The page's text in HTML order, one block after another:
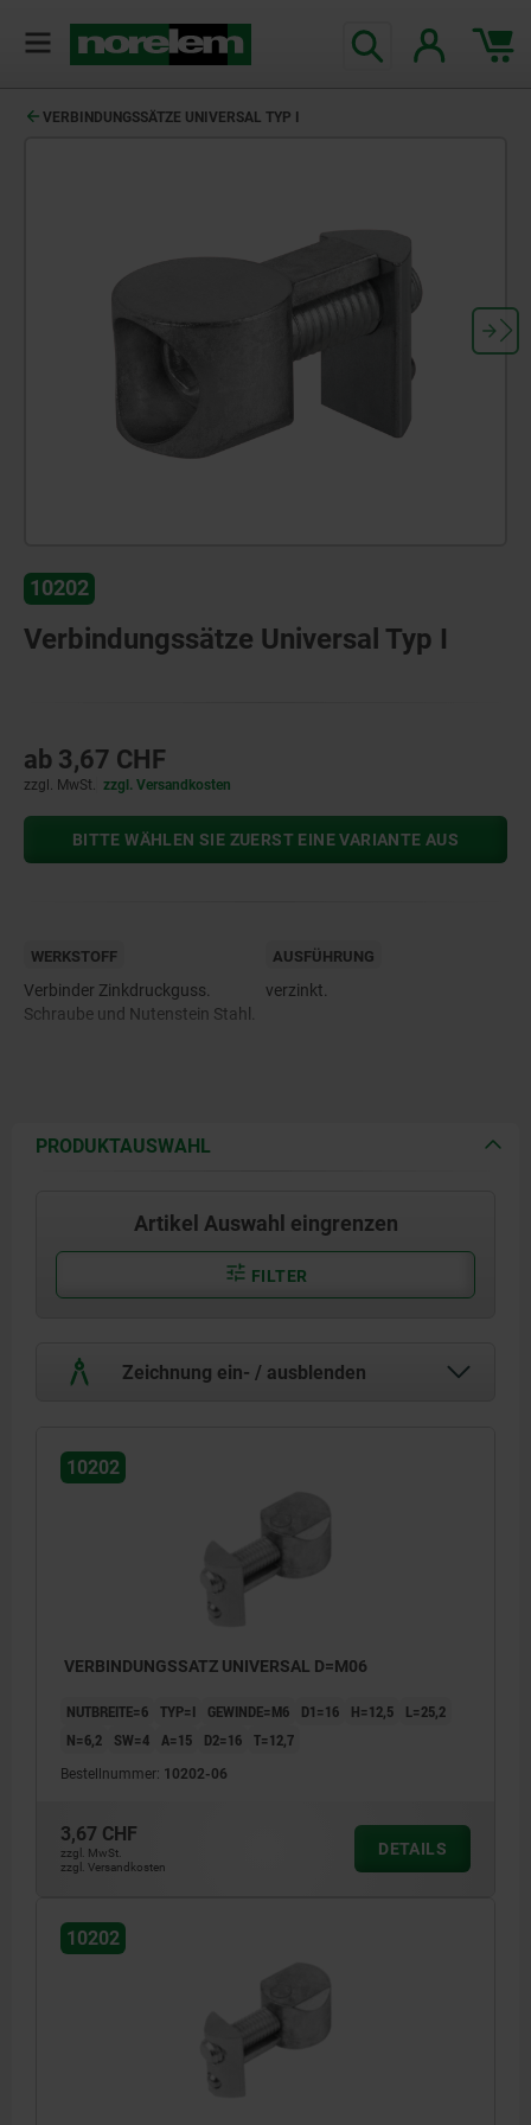
VERBINDUNGSSÄTZE UNIVERSAL TYP I
10202
Verbindungssätze Universal Typ I
ab 3,67 CHF
zzgl. MwSt. zzgl. Versandkosten
BITTE WÄHLEN SIE ZUERST EINE VARIANTE AUS
WERKSTOFF
Verbinder Zinkdruckguss.
Schraube und Nutenstein Stahl.
AUSFÜHRUNG
verzinkt.
PRODUKTAUSWAHL
Artikel Auswahl eingrenzen
FILTER
Zeichnung ein- / ausblenden
10202
VERBINDUNGSSATZ UNIVERSAL D=M06
NUTBREITE=6 TYP=I GEWINDE=M6 D1=16 H=12,5
L=25,2
N=6,2
SW=4 A=15 D2=16 T=12,7
Bestellnummer: 10202-06
3,67 CHF
zzgl. MwSt.
zzgl. Versandkosten
DETAILS
10202